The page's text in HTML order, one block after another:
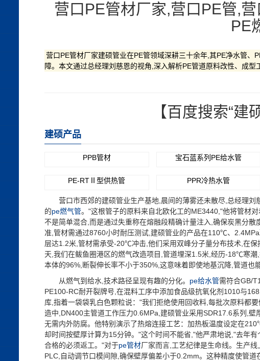
营口PE管材厂家,营口PE管,
PE
营口PE管材厂家建硕管业在PE管领域深耕三十余年,其PE净水管
障。本文通过总经理刘慈恩的视角,深入解析PE管道原料改性、成型
【百度搜索“建
建硕产品
PPB管材 宝石蓝系列PE给水管
PE-RTⅡ型供热管 PPR冷热水管
营口市西郊的建硕管业生产基地,晨间的薄雾还未散尽,总经理刘
的pe燃气管。"这根管子的原料来自北欧化工的ME3440,"他将管材
不是简单混合,而是通过失重称在熔融段精确计量注入,确保炭黑分
准,管材需通过8760小时耐压测试,建硕管业的产品在110℃、
层达1.2米,管材需承受-20℃冲击,他们采用双峰分子量分布技术,在
天,我们在鲅鱼圈港区的燃气改造项目,管道埋深1.5米,经历-18℃寒
本体的96%,断裂伸长率不小于350%,这意味着即使地基沉降,管道也
从燃气到给水,技术路径呈现有趣的分化。 pe给水管需符合GB/
PE100-RC耐开裂牌号,在混料工序中添加食品级抗氧化剂1010与
库,指着一袋袋乳白色颗粒说："我们拒绝使用回收料,每批次原料都
造中,DN400主管道工作压力0.6MPa,建硕管业采用SDR17.6系列,
无需内外防腐。他特别演示了热熔连接工艺：加热板温度设定在
却时间按壁厚计算为15分钟。"这个时间不能省,"他严肃地说,"去年
合格的必须返工。"对于pe管材厂家而言,工艺纪律是生命线。生产
PLC,自动调节口模间隙,确保壁厚偏差小于0.2mm。这种精度使管